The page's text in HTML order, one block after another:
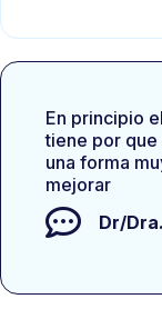
En principio
tiene por que
una forma
mejorar
Dr/Dra.